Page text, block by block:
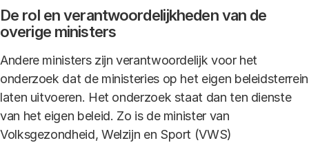
De rol en verantwoordelijkheden van de
overige ministers
Andere ministers zijn verantwoordelijk voor het
onderzoek dat de ministeries op het eigen beleidsterrein
laten uitvoeren. Het onderzoek staat dan ten dienste
van het eigen beleid. Zo is de minister van
Volksgezondheid, Welzijn en Sport (VWS)